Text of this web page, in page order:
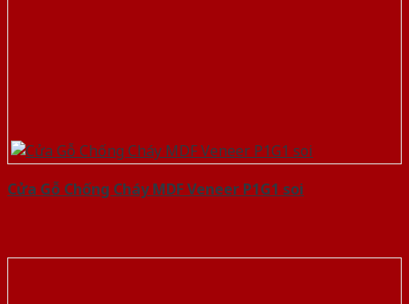
Cửa Gỗ Chống Cháy MDF Veneer P1G1 soi